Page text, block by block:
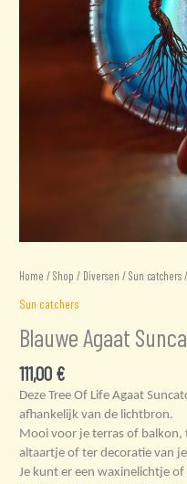
Home /Shop / Diversen /Sun catchers
Sun catchers
Blauwe Agaat
111,00 €
Deze Tree Of Life Agaat
afhankelijk van de lichtbron.
Mooi voor je terras of balkon,
altaartje of ter decoratie van
Je kunt er een waxinelichtje